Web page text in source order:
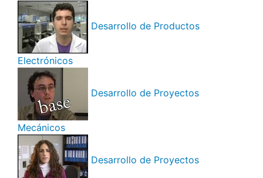
Desarrollo de Productos
Electrónicos
Desarrollo de Proyectos
Mecánicos
Desarrollo de Proyectos